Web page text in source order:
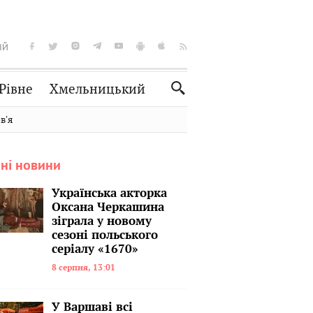
Хмельницький
Словко
Спорт
Нерухомість Домашні тварини
новини
Українська акторка
Оксана Черкашина
зіграла у новому
сезоні польського
серіалу «1670»
8 серпня, 13:01
У Варшаві всі